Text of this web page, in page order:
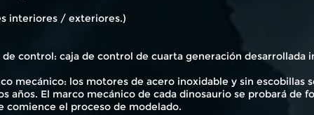
interiores / exteriores.)
de control: caja de control de cuarta generación desarrollada
mecánico: los motores de acero inoxidable y sin escobillas
años. El marco mecánico de cada dinosaurio se probará de
comience el proceso de modelado.